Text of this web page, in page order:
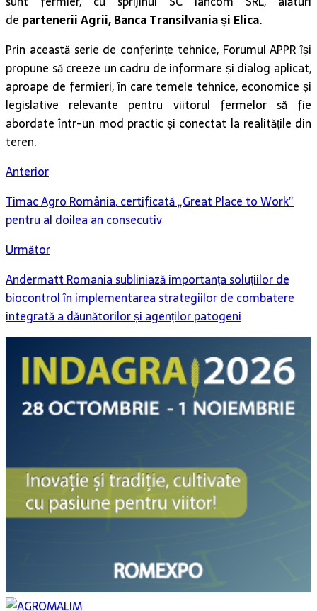
de partenerii Agrii, Banca Transilvania și Elica.
Prin această serie de conferințe tehnice, Forumul APPR își
propune să creeze un cadru de informare și dialog aplicat,
aproape de fermieri, în care temele tehnice, economice și
legislative relevante pentru viitorul fermelor să fie
abordate într-un mod practic și conectat la realitățile din
teren.
Anterior
Timac Agro România, certificată „Great Place to Work”
pentru al doilea an consecutiv
Următor
Andermatt Romania subliniază importanța soluțiilor de
biocontrol în implementarea strategiilor de combatere
integrată a dăunătorilor și agenților patogeni